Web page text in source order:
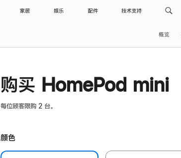
家居 娱乐 配件 技术支持
概览
购买 HomePod mini
每位顾客限购 2 台。
颜色